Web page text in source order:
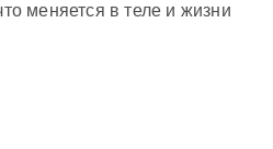
меняется в теле и жизни